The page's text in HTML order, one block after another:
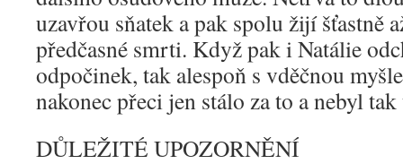
uzavřou sňatek a pak spolu žijí šťastně
předčasné smrti. Když pak i Natálie
odpočinek, tak alespoň s vděčnou
nakonec přeci jen stálo za to a nebyl
DŮLEŽITÉ UPOZORNĚNÍ